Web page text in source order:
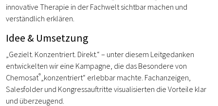
innovative Therapie in der Fachwelt sichtbar machen und
verständlich erklären.
Idee & Umsetzung
„Gezielt. Konzentriert. Direkt.“ – unter diesem Leitgedanken
entwickelten wir eine Kampagne, die das Besondere von
Chemosat® „konzentriert“ erlebbar machte. Fachanzeigen,
Salesfolder und Kongressauftritte visualisierten die Vorteile klar
und überzeugend.